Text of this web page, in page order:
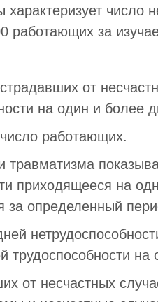
число
работающих за
от
на один и более
работающих.
травматизма
приходящееся на
за определенный
трудоспособности
от несчастных